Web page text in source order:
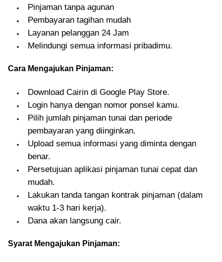
Pinjaman tanpa agunan
Pembayaran tagihan mudah
Layanan pelanggan 24 Jam
Melindungi semua informasi pribadimu.
Cara Mengajukan Pinjaman:
Download Cairin di Google Play Store.
Login hanya dengan nomor ponsel kamu.
Pilih jumlah pinjaman tunai dan periode
pembayaran yang diinginkan.
Upload semua informasi yang diminta dengan
benar.
Persetujuan aplikasi pinjaman tunai cepat dan
mudah.
Lakukan tanda tangan kontrak pinjaman (dalam
waktu 1-3 hari kerja).
Dana akan langsung cair.
Syarat Mengajukan Pinjaman: